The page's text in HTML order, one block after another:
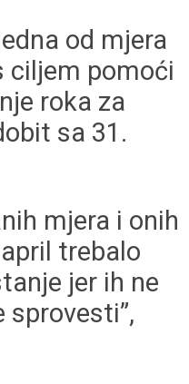
od mjera
ciljem pomoći
roka za
sa 31.
mjera i onih
trebalo
jer ih ne
sprovesti”,